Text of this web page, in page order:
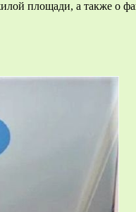
площади, а также о